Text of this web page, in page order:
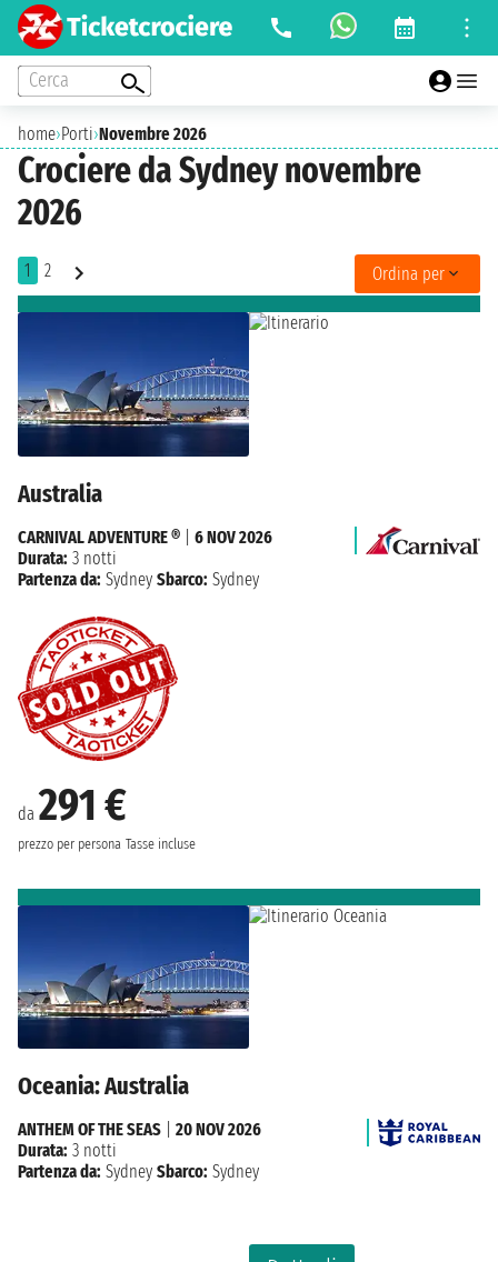
Cerca
home›Porti›Novembre 2026
Crociere da Sydney novembre
2026
1 2 Ordina per
Australia
da 291 €
prezzo per persona Tasse incluse
CARNIVAL ADVENTURE ®
6 NOV 2026
Durata: 3 notti
Partenza da: Sydney Sbarco: Sydney
Oceania: Australia
ANTHEM OF THE SEAS
20 NOV 2026
Durata: 3 notti
Partenza da: Sydney Sbarco: Sydney